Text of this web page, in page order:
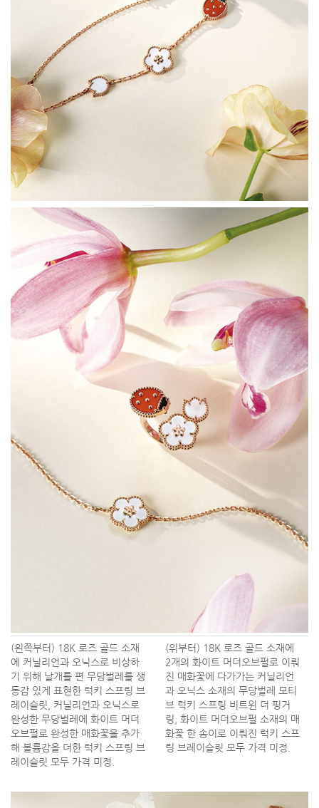
(왼쪽부터) 18K 로즈 골드 소재
에 커닐리언과 오닉스로 비상하
기 위해 날개를 편 무당벌레를 생
동감 있게 표현한 럭키 스프링 브
레이슬릿, 커닐리언과 오닉스로
완성한 무당벌레에 화이트 머더
오브펄로 완성한 매화꽃을 추가
해 볼륨감을 더한 럭키 스프링 브
레이슬릿 모두 가격 미정.
(위부터) 18K 로즈 골드 소재에
2개의 화이트 머더오브펄로 이뤄
진 매화꽃에 다가가는 커닐리언
과 오닉스 소재의 무당벌레 모티
브 럭키 스프링 비트윈 더 핑거
링, 화이트 머더오브펄 소재의 매
화꽃 한 송이로 이뤄진 럭키 스프
링 브레이슬릿 모두 가격 미정.